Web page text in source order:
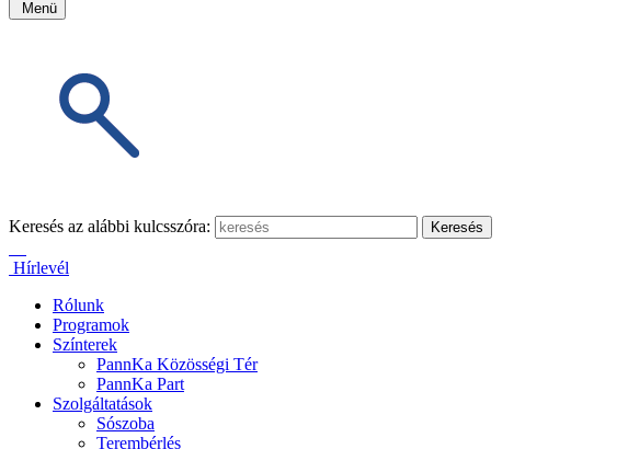
Menü
Keresés az alábbi kulcsszóra:
Hírlevél
Rólunk
Programok
Színterek
PannKa Közösségi Tér
PannKa Part
Szolgáltatások
Sószoba
Terembérlés